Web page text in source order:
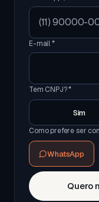
E-mail *
Tem CNPJ? *
Sim
Como prefere ser
WhatsApp
Quero